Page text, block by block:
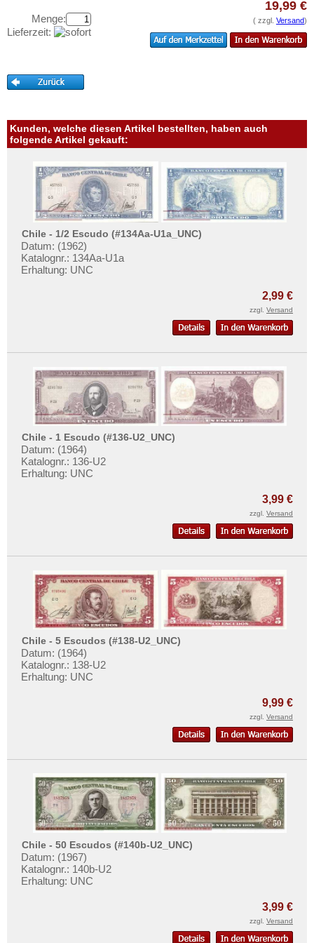
Honduras
Kanada
Kuba
Martinique
Mexiko
Montserrat
Nicaragua
Niederländische Antillen
Ostkaribische Staaten
Paraguay
St. Vincent
Surinam
Trinidad und Tobago
Uruguay
USA
Banknotenbriefe
Aufbewahrung
Gutscheine
Ihre Bewertungen
Kontakt
Informationen
Preislisten
Ankauf
Erhaltungsgrade
Gratisbanknoten
Privatsphäre und Datenschutz
Widerrufsbelehrung
Liefer- und Versandkosten
Impressum
Menge:
Lieferzeit:
19,99 €
( zzgl. Versand)
Kunden, welche diesen Artikel bestellten, haben auch
folgende Artikel gekauft:
Chile - 1/2 Escudo (#134Aa-U1a_UNC)
Datum: (1962)
Katalognr.: 134Aa-U1a
Erhaltung: UNC
2,99 €
zzgl. Versand
Chile - 1 Escudo (#136-U2_UNC)
Datum: (1964)
Katalognr.: 136-U2
Erhaltung: UNC
3,99 €
zzgl. Versand
Chile - 5 Escudos (#138-U2_UNC)
Datum: (1964)
Katalognr.: 138-U2
Erhaltung: UNC
9,99 €
zzgl. Versand
Chile - 50 Escudos (#140b-U2_UNC)
Datum: (1967)
Katalognr.: 140b-U2
Erhaltung: UNC
3,99 €
zzgl. Versand